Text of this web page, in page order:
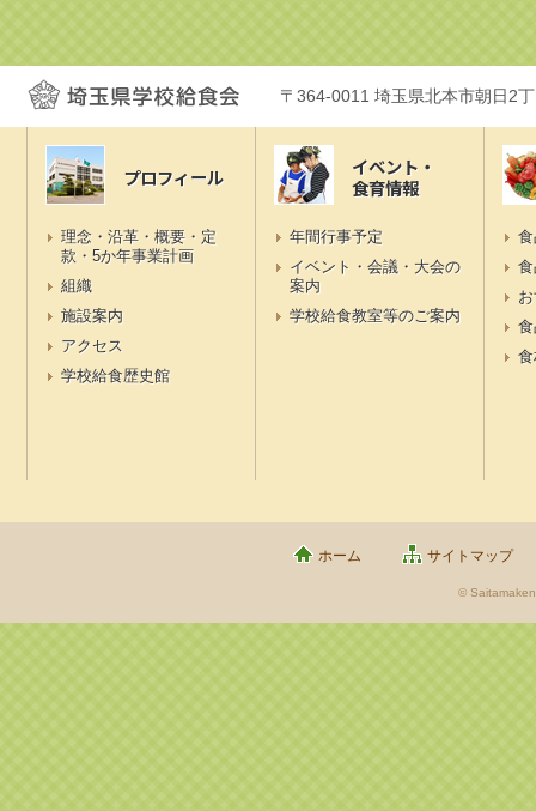
〒364-0011 埼玉県北本市朝日2
プロフィール
理念・沿革・概要・定
款・5か年事業計画
組織
施設案内
アクセス
学校給食歴史館
イベント・
食育情報
年間行事予定
イベント・会議・大会の
案内
学校給食教室等のご案内
ホーム サイトマップ
©